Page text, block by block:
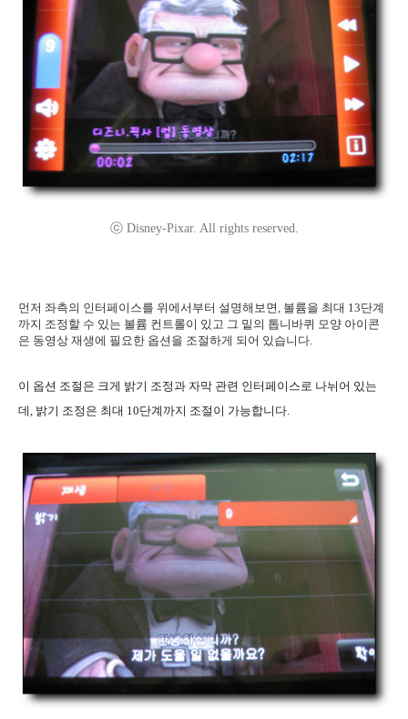
ⓒ Disney-Pixar. All rights reserved.
먼저 좌측의 인터페이스를 위에서부터 설명해보면, 볼륨을 최대 13단계
까지 조정할 수 있는 볼륨 컨트롤이 있고 그 밑의 톱니바퀴 모양 아이콘
은 동영상 재생에 필요한 옵션을 조절하게 되어 있습니다.
이 옵션 조절은 크게 밝기 조정과 자막 관련 인터페이스로 나뉘어 있는
데, 밝기 조정은 최대 10단계까지 조절이 가능합니다.